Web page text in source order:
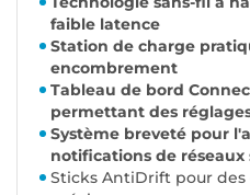
faible latence
Station de charge
encombrement
Tableau de bord
permettant des
Système breveté pour
notifications de réseaux
Sticks AntiDrift pour